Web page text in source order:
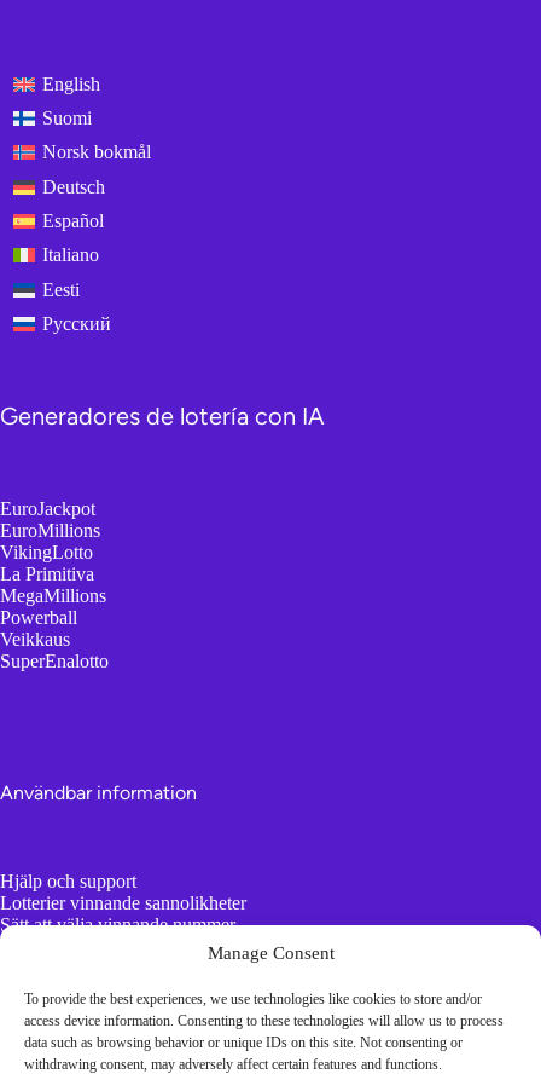
Manage Consent
To provide the best experiences, we use technologies like cookies to store and/or
access device information. Consenting to these technologies will allow us to process
data such as browsing behavior or unique IDs on this site. Not consenting or
withdrawing consent, may adversely affect certain features and functions.
English
Suomi
Norsk bokmål
Deutsch
Español
Italiano
Eesti
Русский
Generadores de lotería con IA
EuroJackpot
EuroMillions
VikingLotto
La Primitiva
MegaMillions
Powerball
Veikkaus
SuperEnalotto
Användbar information
Hjälp och support
Lotterier vinnande sannolikheter
Sätt att välja vinnande nummer
AI vs slumpmässiga nummergeneratorer
Tråkig information